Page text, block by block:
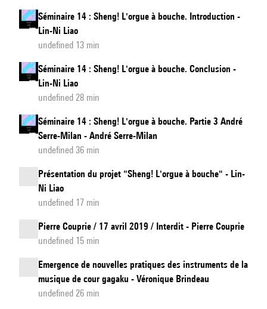
à
bouche.
Partie
Alexis
Baskind
Séminaire 14 : Sheng! L'orgue à bouche. Introduction -
Lin-Ni Liao
undefined 13 min
Séminaire 14 : Sheng! L'orgue à bouche. Conclusion -
Lin-Ni Liao
undefined 28 min
Séminaire 14 : Sheng! L'orgue à bouche. Partie 3 André
Serre-Milan - André Serre-Milan
undefined 36 min
Présentation du projet "Sheng! L'orgue à bouche" - Lin-
Ni Liao
undefined 17 min
Pierre Couprie / 17 avril 2019 / Interdit - Pierre Couprie
undefined 15 min
Emergence de nouvelles pratiques des instruments de la
musique de cour gagaku - Véronique Brindeau
undefined 26 min